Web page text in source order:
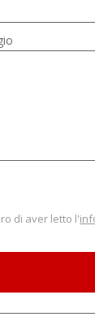
di aver letto l'